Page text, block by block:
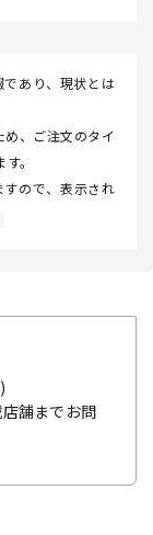
あり、現状とは
、ご注文のタイ
。
ので、表示され
舗までお問